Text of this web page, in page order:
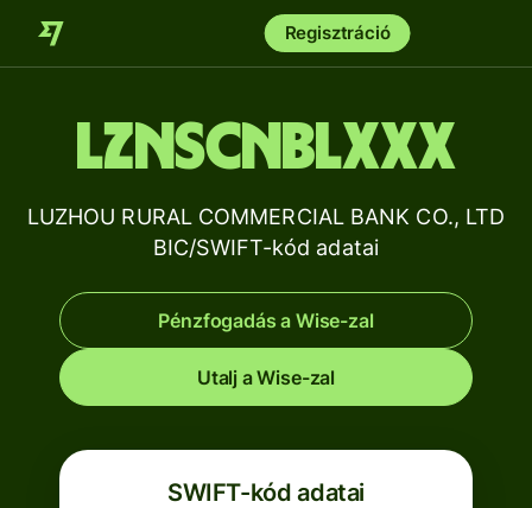
Regisztráció
LZNSCNBLXXX
LUZHOU RURAL COMMERCIAL BANK CO., LTD
BIC/SWIFT-kód adatai
Pénzfogadás a Wise-zal
Utalj a Wise-zal
SWIFT-kód adatai